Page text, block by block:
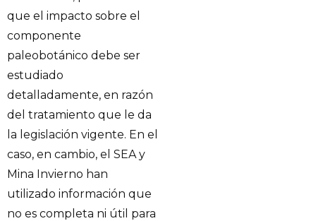
que el impacto sobre el
componente
paleobotánico debe ser
estudiado
detalladamente, en razón
del tratamiento que le da
la legislación vigente. En el
caso, en cambio, el SEA y
Mina Invierno han
utilizado información que
no es completa ni útil para